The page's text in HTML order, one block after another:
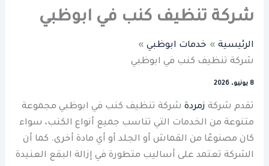
شركة تنظيف كنب في ابوظبي
الرئيسية
خدمات ابوظبي
شركة تنظيف كنب في ابوظبي
8 يونيو، 2026
تقدم شركة زمردة شركة تنظيف كنب في ابوظبي مجموعة
متنوعة من الخدمات التي تناسب جميع أنواع الكنب، سواء
كان مصنوعًا من القماش أو الجلد أو أي مادة أخرى. كما أن
الشركة تعتمد على أساليب متطورة في إزالة البقع العنيدة